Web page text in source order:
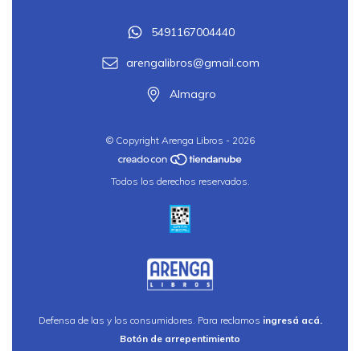
5491167004440
arengalibros@gmail.com
Almagro
© Copyright Arenga Libros - 2026
Todos los derechos reservados.
Defensa de las y los consumidores. Para reclamos ingresá acá.
Botón de arrepentimiento